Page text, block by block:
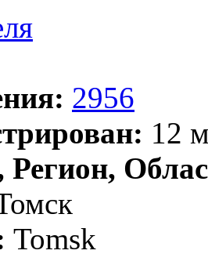
2956
12
Регион,
Tomsk